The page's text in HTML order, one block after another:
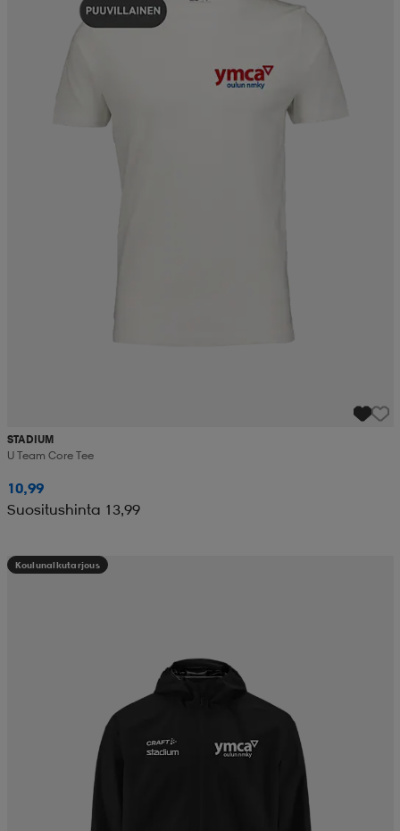
STADIUM
U Team Core Tee
10,99
Suositushinta 13,99
Koulunalkutarjous